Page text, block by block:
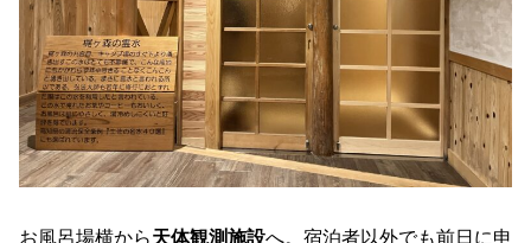
お風呂場横から天体観測施設へ。宿泊者以外でも前日に申